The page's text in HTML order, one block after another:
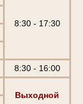
8:30 - 17:30
8:30 - 16:00
Выходной